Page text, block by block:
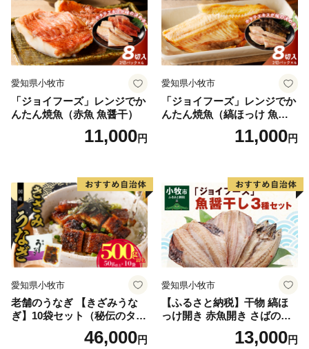
愛知県小牧市
「ジョイフーズ」レンジでか
んたん焼魚（赤魚 魚醤干）
11,000円
愛知県小牧市
「ジョイフーズ」レンジでか
んたん焼魚（縞ほっけ 魚醤
11,000円
愛知県小牧市
老舗のうなぎ 【きざみうな
ぎ】10袋セット（秘伝のタレ
46,000円
愛知県小牧市
【ふるさと納税】干物 縞ほ
っけ開き 赤魚開き さばの開
き 魚醤干し 3種 セット 詰め
合わせ 魚 おかず 肉厚 おいし
13,000円